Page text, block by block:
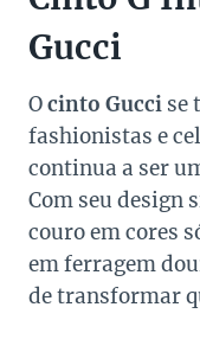
Gucci
Ocinto Gucci se
fashionistas e
continua a ser
Com seu design
couro em cores
em ferragem
de transformar